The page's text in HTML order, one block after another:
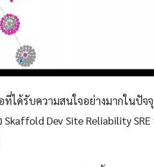
ที่ได้รับความสนใจอย่างมากในปัจ
Dev Site Reliability